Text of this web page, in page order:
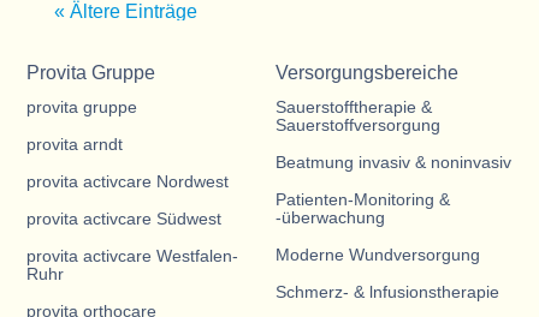
« Ältere Einträge
Provita Gruppe
provita gruppe
provita arndt
provita activcare Nordwest
provita activcare Südwest
provita activcare Westfalen-
Ruhr
provita orthocare
Versorgungsbereiche
Sauerstofftherapie &
Sauerstoffversorgung
Beatmung invasiv & noninvasiv
Patienten-Monitoring &
-überwachung
Moderne Wundversorgung
Schmerz- & lnfusionstherapie